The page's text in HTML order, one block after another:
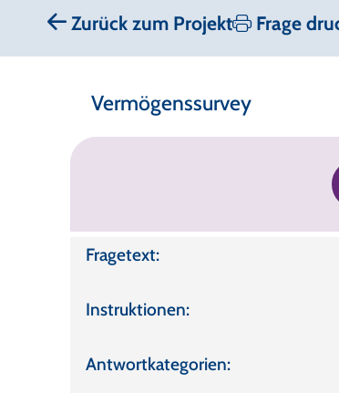
Zurück zum Projekt Frage
Vermögenssurvey
Fragetext:
Instruktionen:
Antwortkategorien: